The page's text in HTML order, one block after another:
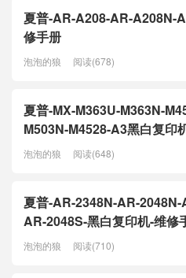
夏普-AR-A208-AR-A208N-
修手册
泡泡的狼 阅读(678)
夏普-MX-M363U-M363N-
M503N-M4528-A3黑白复印
泡泡的狼 阅读(648)
夏普-AR-2348N-AR-
AR-2048S-黑白复印机-维修
泡泡的狼 阅读(710)